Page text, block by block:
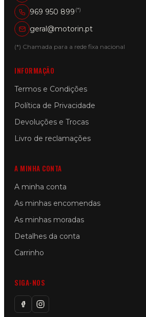
969 950 899 (*)
geral@motorin.pt
(*) Chamada para a rede fixa nacional
INFORMAÇÃO
Termos e Condições
Política de Privacidade
Devoluções e Trocas
Livro de reclamações
A MINHA CONTA
A minha conta
As minhas encomendas
As minhas moradas
Detalhes da conta
Carrinho
SIGA-NOS